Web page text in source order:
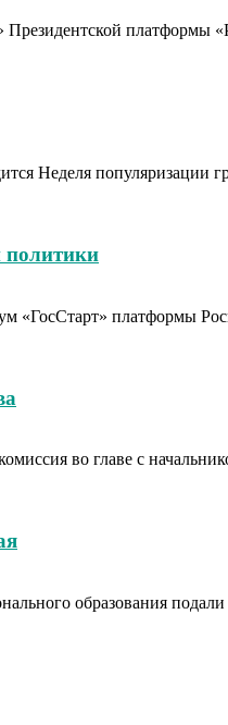
платформы
Неделя популяризации
политики
«ГосСтарт» платформы
во главе с
образования